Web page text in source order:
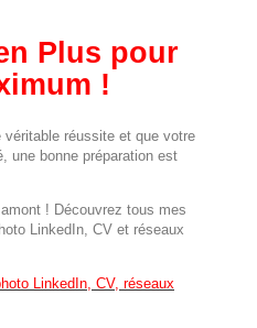
Plus pour
!
réussite et que votre
une bonne préparation est
! Découvrez tous mes
LinkedIn, CV et réseaux
LinkedIn, CV, réseaux